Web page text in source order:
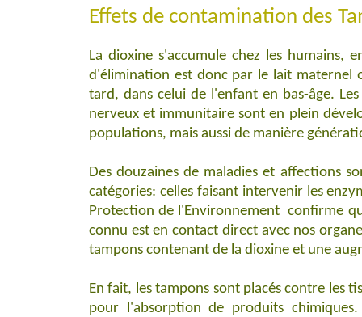
Effets de contamination des
La dioxine s'accumule chez les humains,
d'élimination est donc par le lait maternel
tard, dans celui de l'enfant en bas-âge.
nerveux et immunitaire sont en plein
populations, mais aussi de manière
Des douzaines de maladies et affections
catégories: celles faisant intervenir les
Protection de l'Environnement confirme
connu est en contact direct avec nos
tampons contenant de la dioxine et une
En fait, les tampons sont placés contre les
pour l'absorption de produits